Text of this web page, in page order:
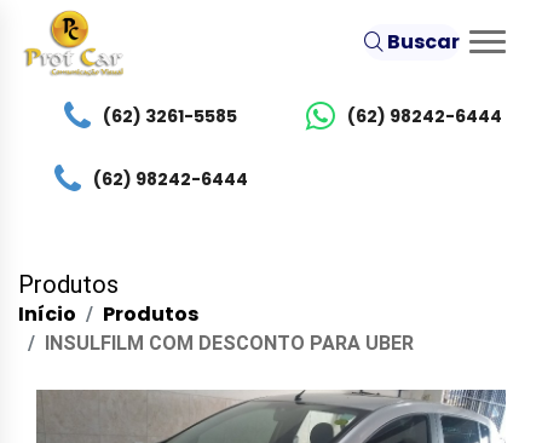
Buscar
(62) 3261-5585 (62) 98242-6444
(62) 98242-6444
Produtos
Início Produtos
INSULFILM COM DESCONTO PARA UBER